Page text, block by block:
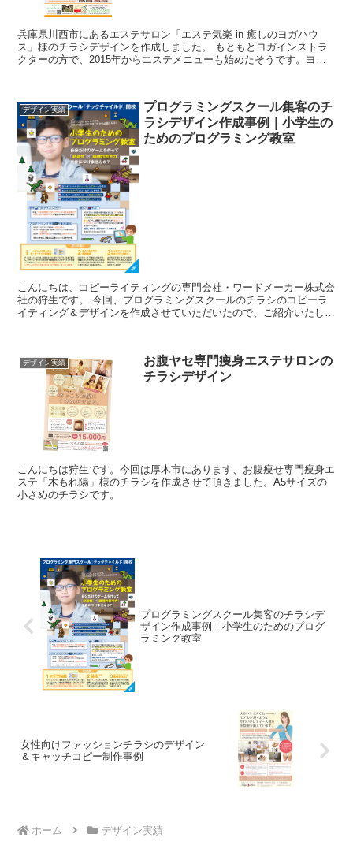
兵庫県川西市にあるエステサロン「エステ気楽 in 癒しのヨガハウ
ス」様のチラシデザインを作成しました。 もともとヨガインストラ
クターの方で、2015年からエステメニューも始めたそうです。ヨガ
デザイン実績
プログラミングスクール集客のチ
ラシデザイン作成事例｜小学生の
ためのプログラミング教室
こんにちは、コピーライティングの専門会社・ワードメーカー株式会
社の狩生です。 今回、プログラミングスクールのチラシのコピーラ
イティング＆デザインを作成させていただいたので、ご紹介いたしま
デザイン実績
お腹ヤセ専門痩身エステサロンの
チラシデザイン
こんにちは狩生です。今回は厚木市にあります、お腹痩せ専門痩身エ
ステ「木もれ陽」様のチラシを作成させて頂きました。A5サイズの
小さめのチラシです。
プログラミングスクール集客のチラシデ
ザイン作成事例｜小学生のためのプログ
ラミング教室
女性向けファッションチラシのデザイン
＆キャッチコピー制作事例
ホーム デザイン実績